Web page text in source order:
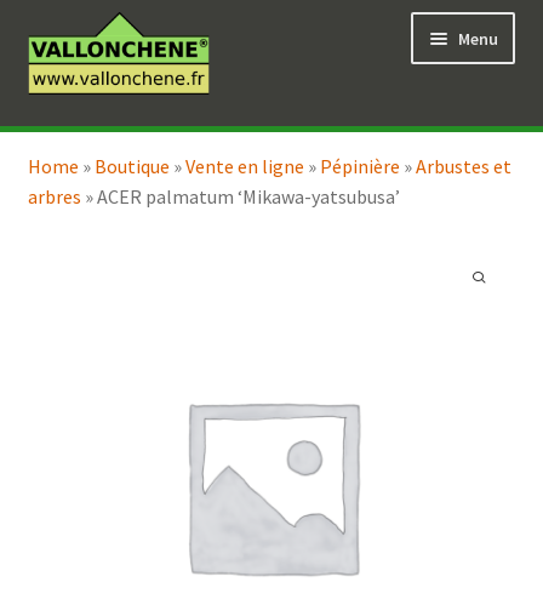
à
la
au
contenu
Menu
Vente en ligne
menu
Coaching pour le jardin
Ouvrir
Home » Boutique »Vente en ligne » Pépinière »Arbustes et
arbres »ACER palmatum ‘Mikawa-yatsubusa’